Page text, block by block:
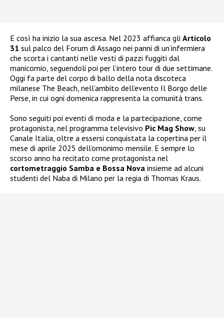
E così ha inizio la sua ascesa. Nel 2023 affianca gli Articolo
31 sul palco del Forum di Assago nei panni di un’infermiera
che scorta i cantanti nelle vesti di pazzi fuggiti dal
manicomio, seguendoli poi per l’intero tour di due settimane.
Oggi fa parte del corpo di ballo della nota discoteca
milanese The Beach, nell’ambito dell’evento Il Borgo delle
Perse, in cui ogni domenica rappresenta la comunità trans.
Sono seguiti poi eventi di moda e la partecipazione, come
protagonista, nel programma televisivo Pic Mag Show, su
Canale Italia, oltre a essersi conquistata la copertina per il
mese di aprile 2025 dell’omonimo mensile. E sempre lo
scorso anno ha recitato come protagonista nel
cortometraggio Samba e Bossa Nova insieme ad alcuni
studenti del Naba di Milano per la regia di Thomas Kraus.